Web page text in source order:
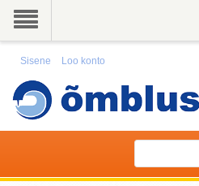
Sisene Loo konto